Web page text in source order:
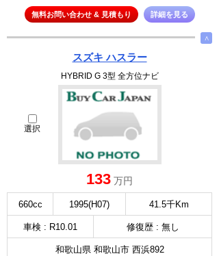
無料お問い合わせ & 見積もり 詳細を見る
∧
スズキ ハスラー
HYBRID G 3型 全方位ナビ
選択
133 万円
660cc 1995(H07) 41.5千Km
車検 : R10.01 修復歴 : 無し
和歌山県 和歌山市 西浜892